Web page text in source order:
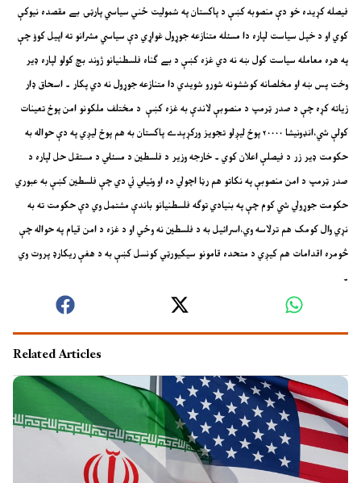
فيصله کړيده خو دې منصوبه کښې د پاکستان په شموليت ځني سياسي پارټۍ بے مقصده نيوکې
کوي او د خپل سياست لپاره دا مسئله متنازعه جوړول غواړي دې سياسي مشرانو ته اپيل کوؤ چې
په هره معامله سياست کول ښه نه دي غزه کښې د بے ګناه فلسطنيانو ژوند بچ کولو لپاره ډير
وخت پس ښه او مخلصانه کوششونه شورو شويدي دا متنازعه جوړول نه دي پکار ۔ اسحاق ډار
زياته کړه چې د صدر ټرمپ د منصوبې لاندې به غزه کښې د مختلف ملکونو امن پوځ تعينات
کولې شي،انډونيشا ۲۰۰۰۰ پوځ ليږلو تجويز ورکړېدے پاکستان به هم پوځ ليږي په دې حواله به
حکومت ډير زر د فيصلې اعلان کوي ۔ خارجه وزير د فلسطين د مسئلي د مستقل حل لپاره د
صدر ټرمپ د امن منصوبې په نکاتو هم رڼا اچولي ده او وئيلي ئي دي چې فلسطين کښې به عبوري
حکومت جوړولي شي کوم چې په بنيادي توګه فلسطنيانو باندې مشتمل وي دې حکومت ته به
نړي وال کومک هم ترلاسه وي،اسرائيل به د فلسطين نه وځي او د غزه د امن قيام په حواله چې
څومره اقدامات هم کيږي د متحده قامونو سيکيورټي کونسل کښې به د هغې ريکارډ پروت وي
۔
Related Articles